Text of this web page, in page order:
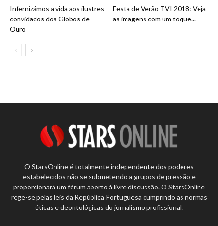
Infernizámos a vida aos ilustres
convidados dos Globos de
Ouro
Festa de Verão TVI 2018: Veja
as imagens com um toque...
O StarsOnline é totalmente independente dos poderes
estabelecidos não se submetendo a grupos de pressão e
proporcionará um fórum aberto à livre discussão. O StarsOnline
rege-se pelas leis da República Portuguesa cumprindo as normas
éticas e deontológicas do jornalismo profissional.